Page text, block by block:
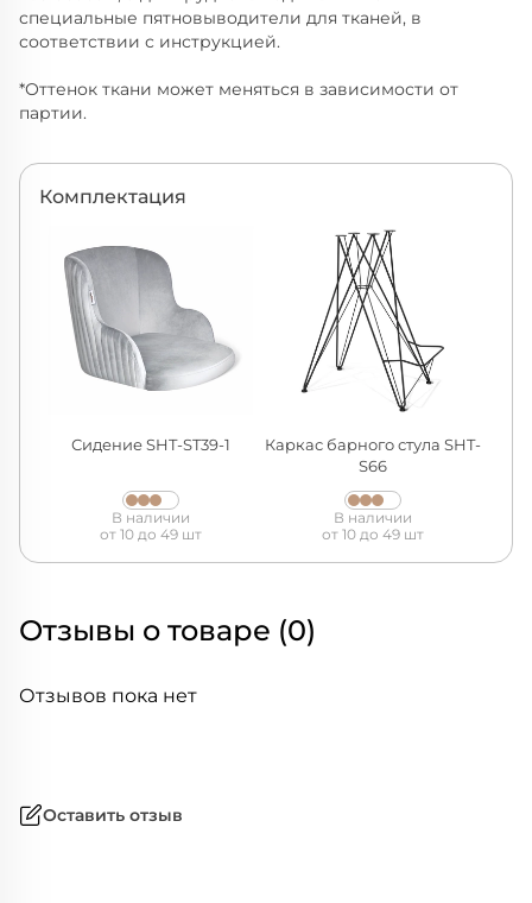
специальные пятновыводители для тканей, в
соответствии с инструкцией.
*Оттенок ткани может меняться в зависимости от
партии.
Комплектация
Сидение SHT-ST39-1
В наличии
от 10 до 49 шт
Каркас барного стула SHT-
S66
В наличии
от 10 до 49 шт
Отзывы о товаре (0)
Отзывов пока нет
Оставить отзыв